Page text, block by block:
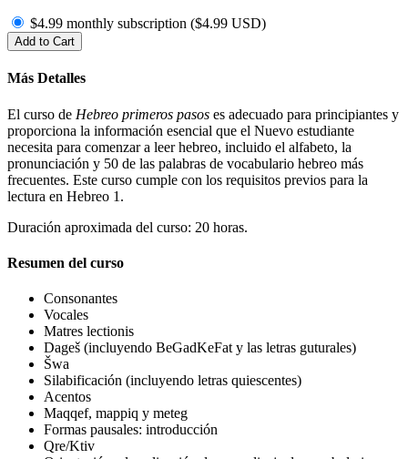
$4.99 monthly subscription ($4.99 USD)
Add to Cart
Más Detalles
El curso de Hebreo primeros pasos es adecuado para principiantes y
proporciona la información esencial que el Nuevo estudiante
necesita para comenzar a leer hebreo, incluido el alfabeto, la
pronunciación y 50 de las palabras de vocabulario hebreo más
frecuentes. Este curso cumple con los requisitos previos para la
lectura en Hebreo 1.
Duración aproximada del curso: 20 horas.
Resumen del curso
Consonantes
Vocales
Matres lectionis
Dageš (incluyendo BeGadKeFat y las letras guturales)
Šwa
Silabificación (incluyendo letras quiescentes)
Acentos
Maqqef, mappiq y meteg
Formas pausales: introducción
Qre/Ktiv